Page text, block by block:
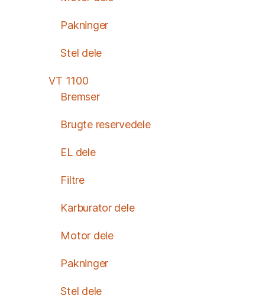
Pakninger
Stel dele
VT 1100
Bremser
Brugte reservedele
EL dele
Filtre
Karburator dele
Motor dele
Pakninger
Stel dele